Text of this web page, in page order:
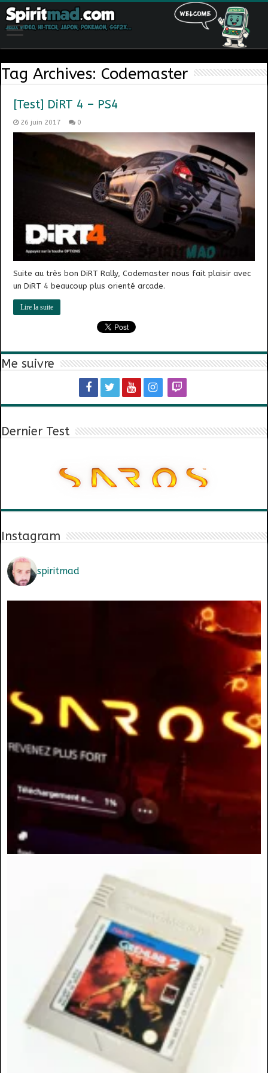
Tag Archives: Codemaster
[Test] DiRT 4 – PS4
26 juin 2017 0
Suite au très bon DiRT Rally, Codemaster nous fait plaisir avec
un DiRT 4 beaucoup plus orienté arcade.
Lire la suite
Me suivre
Dernier Test
Instagram
spiritmad